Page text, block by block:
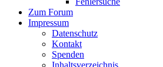
Zum Forum
Impressum
Datenschutz
Kontakt
Spenden
Inhaltsverzeichnis